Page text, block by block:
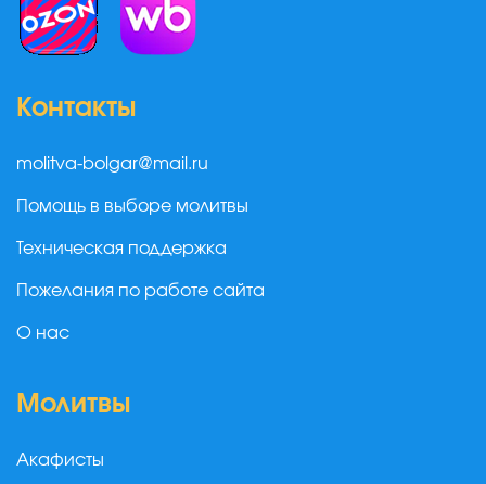
Контакты
molitva-bolgar@mail.ru
Помощь в выборе молитвы
Техническая поддержка
Пожелания по работе сайта
О нас
Молитвы
Акафисты